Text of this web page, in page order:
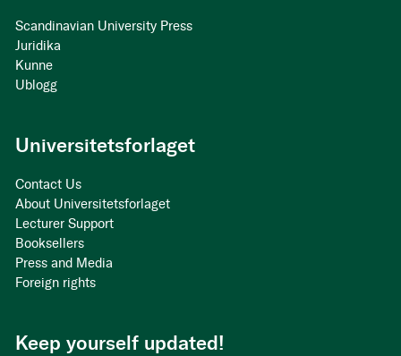
Scandinavian University Press
Juridika
Kunne
Ublogg
Universitetsforlaget
Contact Us
About Universitetsforlaget
Lecturer Support
Booksellers
Press and Media
Foreign rights
Keep yourself updated!